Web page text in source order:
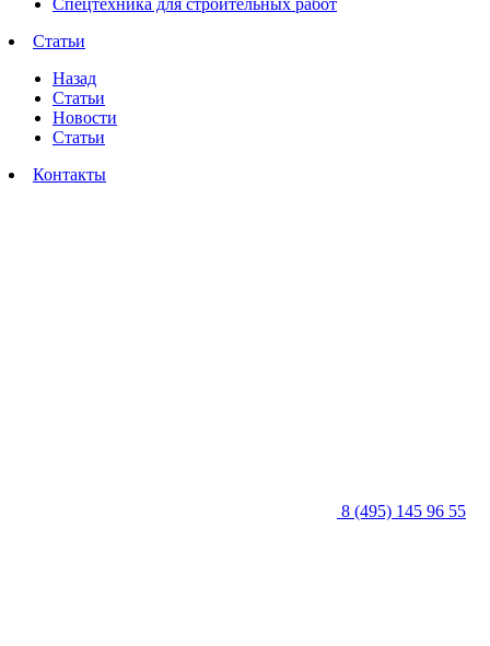
Спецтехника для строительных работ
Статьи
Назад
Статьи
Новости
Статьи
Контакты
8 (495) 145 96 55